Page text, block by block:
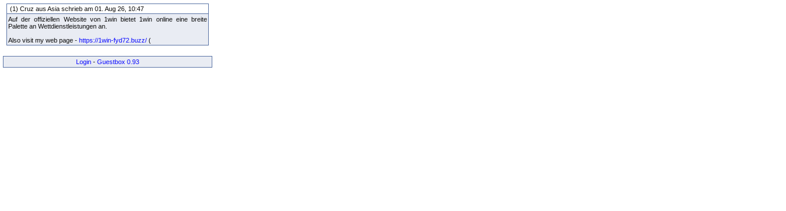
(1) Cruz aus Asia schrieb am 01. Aug 26, 10:47
Auf der offiziellen Website von 1win bietet 1win online eine breite
Palette an Wettdienstleistungen an.
Also visit my web page - https://1win-fyd72.buzz/ (
Login - Guestbox 0.93